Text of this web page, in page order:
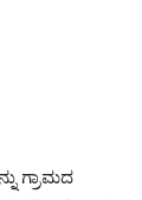
ಗ್ರಾಮದ